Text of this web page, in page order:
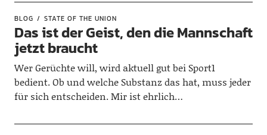
BLOG STATE OF THE UNION
Das ist der Geist, den die Mannschaft
jetzt braucht
Wer Gerüchte will, wird aktuell gut bei Sport1
bedient. Ob und welche Substanz das hat, muss jeder
für sich entscheiden. Mir ist ehrlich…